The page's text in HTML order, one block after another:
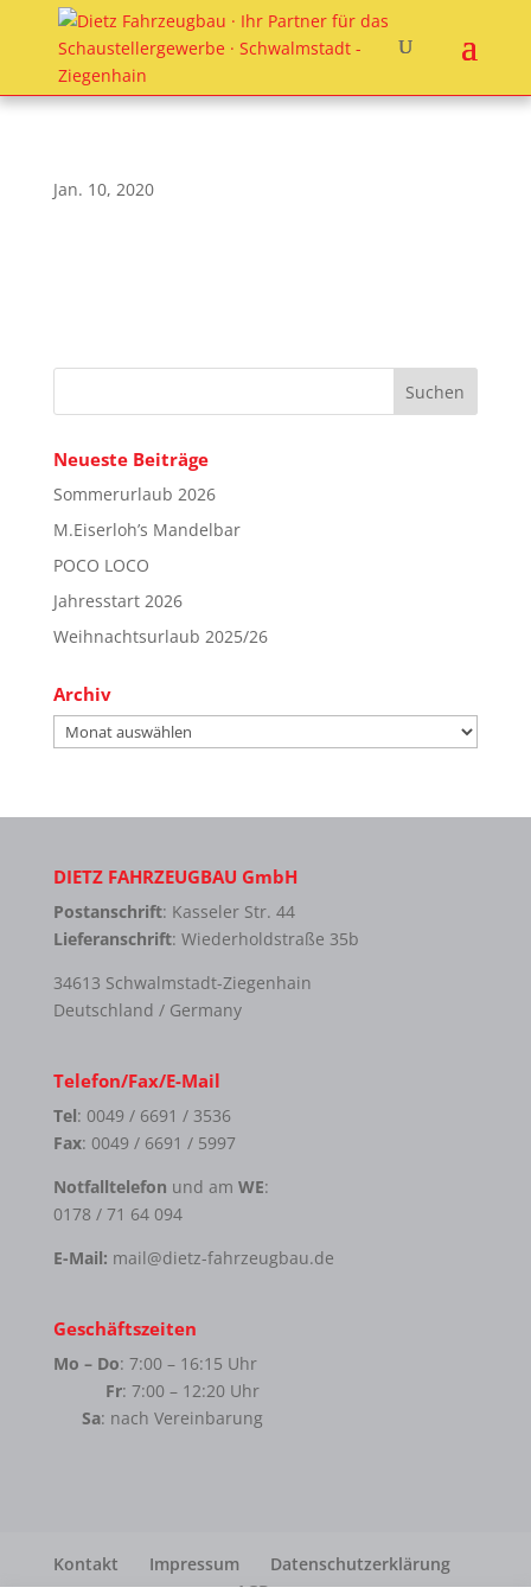
Jan. 10, 2020
Neueste Beiträge
Sommerurlaub 2026
M.Eiserloh’s Mandelbar
POCO LOCO
Jahresstart 2026
Weihnachtsurlaub 2025/26
Archiv
Archiv
DIETZ FAHRZEUGBAU GmbH
Postanschrift: Kasseler Str. 44
Lieferanschrift: Wiederholdstraße 35b
34613 Schwalmstadt-Ziegenhain
Deutschland / Germany
Telefon/Fax/E-Mail
Tel: 0049 / 6691 / 3536
Fax: 0049 / 6691 / 5997
Notfalltelefon und am WE:
0178 / 71 64 094
E-Mail: mail@dietz-fahrzeugbau.de
Geschäftszeiten
Mo – Do: 7:00 – 16:15 Uhr
Fr: 7:00 – 12:20 Uhr
Sa: nach Vereinbarung
Kontakt Impressum
Datenschutzerklärung